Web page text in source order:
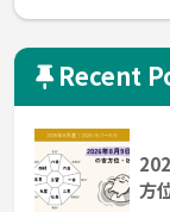
Recent
方